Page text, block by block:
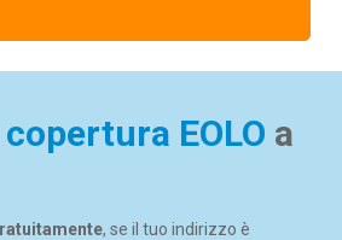
copertura EOLO a
, se il tuo indirizzo è